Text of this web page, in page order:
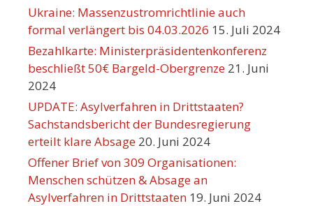
Ukraine: Massenzustromrichtlinie auch
formal verlängert bis 04.03.2026 15. Juli 2024
Bezahlkarte: Ministerpräsidentenkonferenz
beschließt 50€ Bargeld-Obergrenze 21. Juni
2024
UPDATE: Asylverfahren in Drittstaaten?
Sachstandsbericht der Bundesregierung
erteilt klare Absage 20. Juni 2024
Offener Brief von 309 Organisationen:
Menschen schützen & Absage an
Asylverfahren in Drittstaaten 19. Juni 2024